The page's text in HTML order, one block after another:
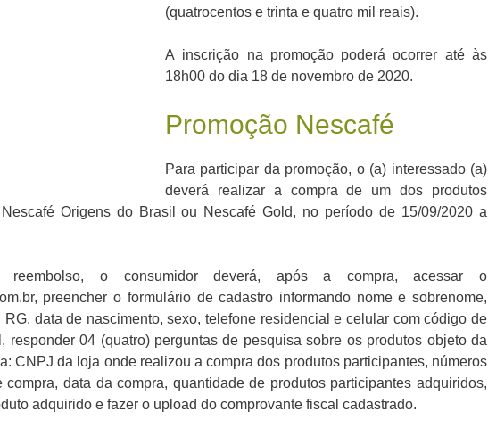
(quatrocentos e trinta e quatro mil reais).
A inscrição na promoção poderá ocorrer até às
18h00 do dia 18 de novembro de 2020.
Promoção Nescafé
Para participar da promoção, o (a) interessado (a)
deverá realizar a compra de um dos produtos
Origens do Brasil ou Nescafé Gold, no período de 15/09/2020 a
o consumidor deverá, após a compra, acessar o
preencher o formulário de cadastro informando nome e sobrenome,
RG, data de nascimento, sexo, telefone residencial e celular com código de
responder 04 (quatro) perguntas de pesquisa sobre os produtos objeto da
CNPJ da loja onde realizou a compra dos produtos participantes, números
data da compra, quantidade de produtos participantes adquiridos,
adquirido e fazer o upload do comprovante fiscal cadastrado.